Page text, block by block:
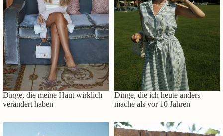
Dinge, die meine Haut wirklich
verändert haben
Dinge, die ich heute anders
mache als vor 10 Jahren